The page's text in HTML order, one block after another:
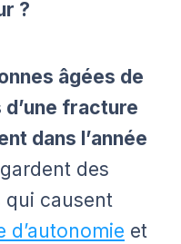
?
âgées de
fracture
dans l’année
des
qui causent
d’autonomie et